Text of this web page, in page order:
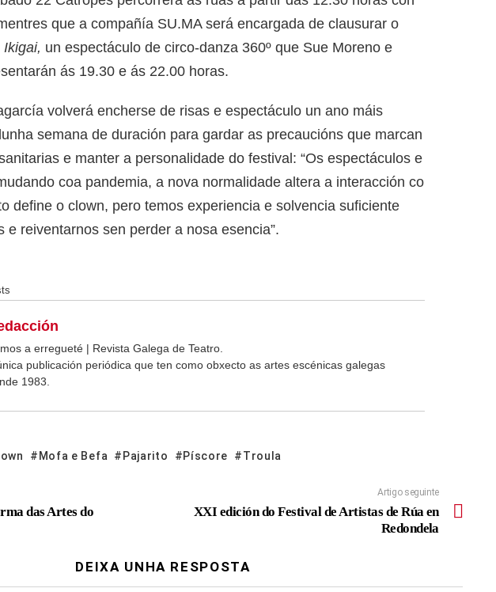
que a compañía SU.MA será encargada de clausurar o
Ikigai, un espectáculo de circo-danza 360º que Sue Moreno e
ás 19.30 e ás 22.00 horas.
volverá encherse de risas e espectáculo un ano máis
semana de duración para gardar as precaucións que marcan
e manter a personalidade do festival: “Os espectáculos e
coa pandemia, a nova normalidade altera a interacción co
define o clown, pero temos experiencia e solvencia suficiente
e reiventarnos sen perder a nosa esencia”.
a erregueté | Revista Galega de Teatro.
publicación periódica que ten como obxecto as artes escénicas galegas
1983.
Mofa e Befa Pajarito Píscore Troula
das Artes do
Artigo seguinte
XXI edición do Festival de Artistas de Rúa en
Redondela
DEIXA UNHA RESPOSTA